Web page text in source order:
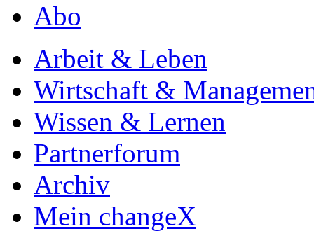
Abo
Arbeit & Leben
Wirtschaft &
Wissen & Lernen
Partnerforum
Archiv
Mein changeX